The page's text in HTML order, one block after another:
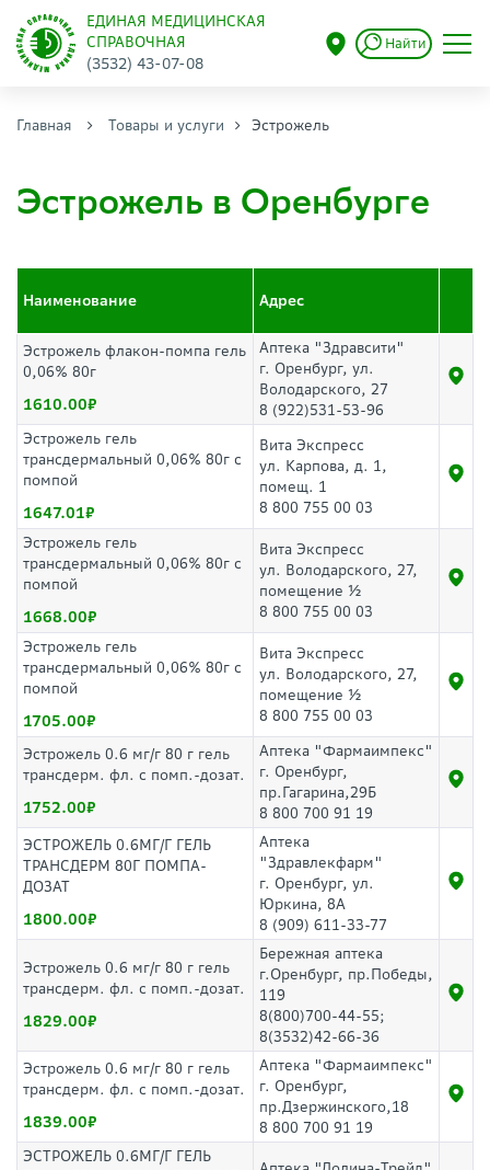
ЕДИНАЯ МЕДИЦИНСКАЯ
СПРАВОЧНАЯ
(3532) 43-07-08
Найти
Главная Товары и услуги Эстрожель
Эстрожель в Оренбурге
Наименование Адрес
Эстрожель флакон-помпа гель
0,06% 80г
1610.00
Аптека "Здравсити"
г. Оренбург, ул.
Володарского, 27
8 (922)531-53-96
Эстрожель гель
трансдермальный 0,06% 80г с
помпой
1647.01
Вита Экспресс
ул. Карпова, д. 1,
помещ. 1
8 800 755 00 03
Эстрожель гель
трансдермальный 0,06% 80г с
помпой
1668.00
Вита Экспресс
ул. Володарского, 27,
помещение ½
8 800 755 00 03
Эстрожель гель
трансдермальный 0,06% 80г с
помпой
1705.00
Вита Экспресс
ул. Володарского, 27,
помещение ½
8 800 755 00 03
Эстрожель 0.6 мг/г 80 г гель
трансдерм. фл. с помп.-дозат.
1752.00
Аптека "Фармаимпекс"
г. Оренбург,
пр.Гагарина,29Б
8 800 700 91 19
ЭСТРОЖЕЛЬ 0.6МГ/Г ГЕЛЬ
ТРАНСДЕРМ 80Г ПОМПА-
ДОЗАТ
1800.00
Аптека
"Здравлекфарм"
г. Оренбург, ул.
Юркина, 8А
8 (909) 611-33-77
Эстрожель 0.6 мг/г 80 г гель
трансдерм. фл. с помп.-дозат.
1829.00
Бережная аптека
г.Оренбург, пр.Победы,
119
8(800)700-44-55;
8(3532)42-66-36
Эстрожель 0.6 мг/г 80 г гель
трансдерм. фл. с помп.-дозат.
1839.00
Аптека "Фармаимпекс"
г. Оренбург,
пр.Дзержинского,18
8 800 700 91 19
ЭСТРОЖЕЛЬ 0.6МГ/Г ГЕЛЬ